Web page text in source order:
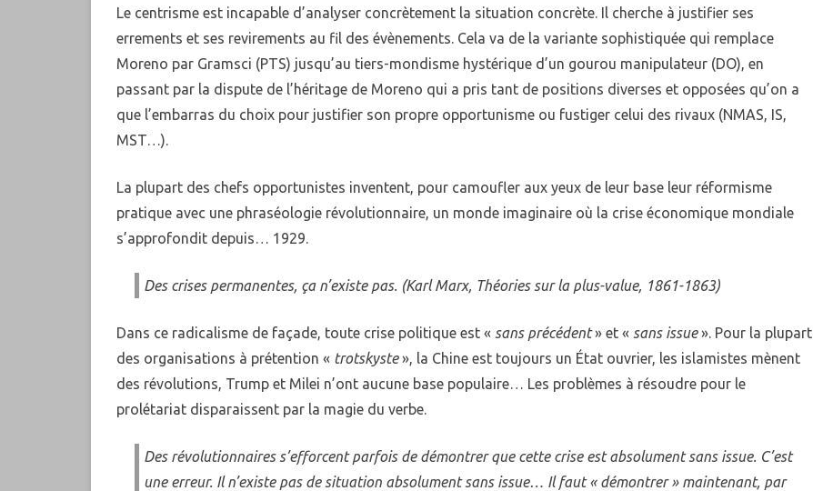
Le centrisme est incapable d’analyser concrètement la situation concrète. Il cherche à justifier ses
errements et ses revirements au fil des évènements. Cela va de la variante sophistiquée qui remplace
Moreno par Gramsci (PTS) jusqu’au tiers-mondisme hystérique d’un gourou manipulateur (DO), en
passant par la dispute de l’héritage de Moreno qui a pris tant de positions diverses et opposées qu’on a
que l’embarras du choix pour justifier son propre opportunisme ou fustiger celui des rivaux (NMAS, IS,
MST…).
La plupart des chefs opportunistes inventent, pour camoufler aux yeux de leur base leur réformisme
pratique avec une phraséologie révolutionnaire, un monde imaginaire où la crise économique mondiale
s’approfondit depuis… 1929.
Des crises permanentes, ça n’existe pas. (Karl Marx, Théories sur la plus-value, 1861-1863)
Dans ce radicalisme de façade, toute crise politique est « sans précédent» et « sans issue». Pour la plupart
des organisations à prétention « trotskyste», la Chine est toujours un État ouvrier, les islamistes mènent
des révolutions, Trump et Milei n’ont aucune base populaire… Les problèmes à résoudre pour le
prolétariat disparaissent par la magie du verbe.
Des révolutionnaires s’efforcent parfois de démontrer que cette crise est absolument sans issue. C’est
une erreur. Il n’existe pas de situation absolument sans issue… Il faut «démontrer» maintenant, par